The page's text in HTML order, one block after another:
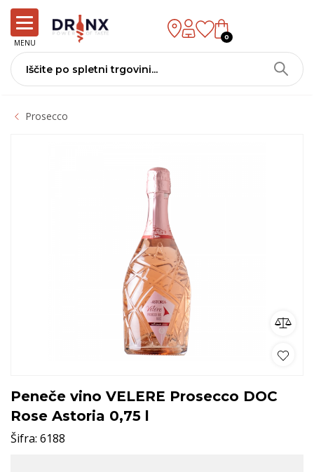
MENU
0
Prosecco
Peneče vino VELERE Prosecco DOC
Rose Astoria 0,75 l
Šifra: 6188